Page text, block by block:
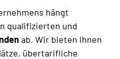
hängt
qualifizierten und
ab. Wir bieten ihnen
übertarifliche